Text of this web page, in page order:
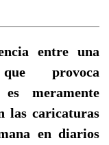
entre una
provoca
meramente
las caricaturas
en diarios